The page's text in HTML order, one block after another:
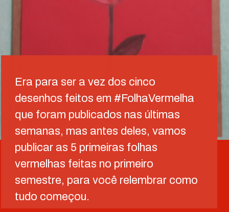
Era para ser a vez dos cinco
desenhos feitos em #FolhaVermelha
que foram publicados nas últimas
semanas, mas antes deles, vamos
publicar as 5 primeiras folhas
vermelhas feitas no primeiro
semestre, para você relembrar como
tudo começou.